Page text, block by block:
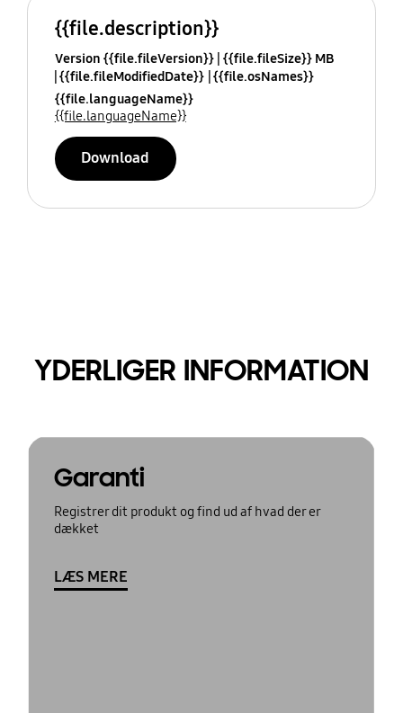
{{file.description}}
Version {{file.fileVersion}} {{file.fileSize}} MB
{{file.fileModifiedDate}} {{file.osNames}}
{{file.languageName}}
{{file.languageName}}
Download
YDERLIGER INFORMATION
Garanti
Registrer dit produkt og find ud af hvad der er
dækket
LÆS MERE